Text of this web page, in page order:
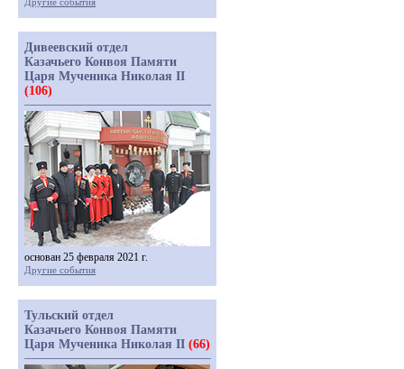
Дивеевский отдел
Казачьего Конвоя Памяти
Царя Мученика Николая II
(106)
основан 25 февраля 2021 г.
Другие события
Тульский отдел
Казачьего Конвоя Памяти
Царя Мученика Николая II (66)